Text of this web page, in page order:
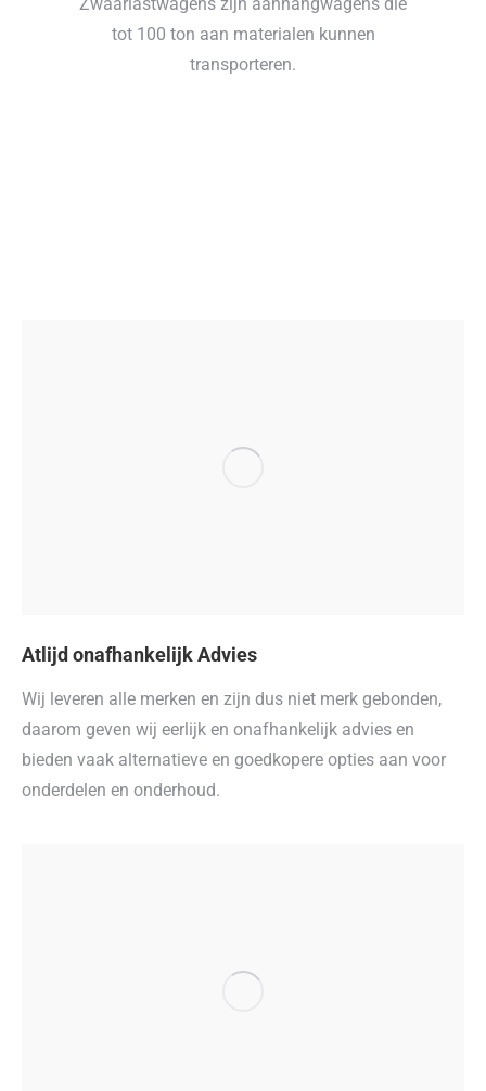
tot 100 ton aan materialen kunnen
transporteren.
Atlijd onafhankelijk Advies
Wij leveren alle merken en zijn dus niet merk gebonden,
daarom geven wij eerlijk en onafhankelijk advies en
bieden vaak alternatieve en goedkopere opties aan voor
onderdelen en onderhoud.